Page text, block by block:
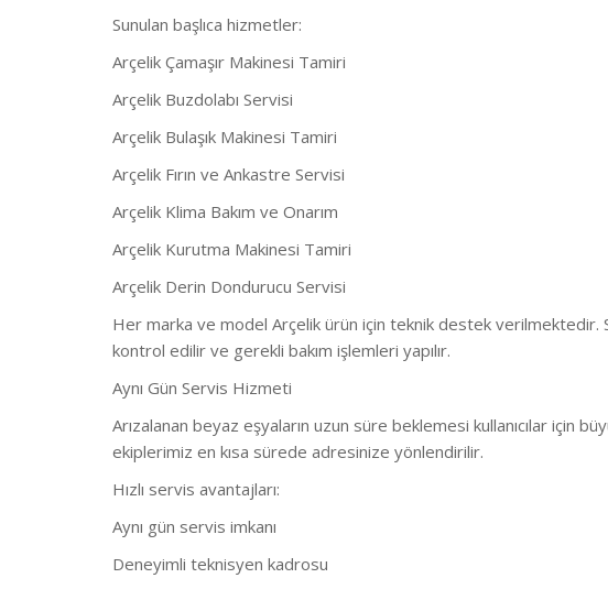
Sunulan başlıca hizmetler:
Arçelik Çamaşır Makinesi Tamiri
Arçelik Buzdolabı Servisi
Arçelik Bulaşık Makinesi Tamiri
Arçelik Fırın ve Ankastre Servisi
Arçelik Klima Bakım ve Onarım
Arçelik Kurutma Makinesi Tamiri
Arçelik Derin Dondurucu Servisi
Her marka ve model Arçelik ürün için teknik destek verilmektedir.
kontrol edilir ve gerekli bakım işlemleri yapılır.
Aynı Gün Servis Hizmeti
Arızalanan beyaz eşyaların uzun süre beklemesi kullanıcılar için
ekiplerimiz en kısa sürede adresinize yönlendirilir.
Hızlı servis avantajları:
Aynı gün servis imkanı
Deneyimli teknisyen kadrosu